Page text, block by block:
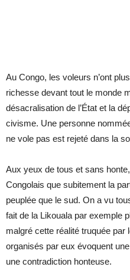
Au Congo, les voleurs n’ont
richesse devant tout le monde
désacralisation de l’État et la
civisme. Une personne
ne vole pas est rejeté dans la
Aux yeux de tous et sans
Congolais que subitement la
peuplée que le sud. On a vu
fait de la Likouala par exemple
malgré cette réalité truquée par
organisés par eux évoquent
une contradiction honteuse.